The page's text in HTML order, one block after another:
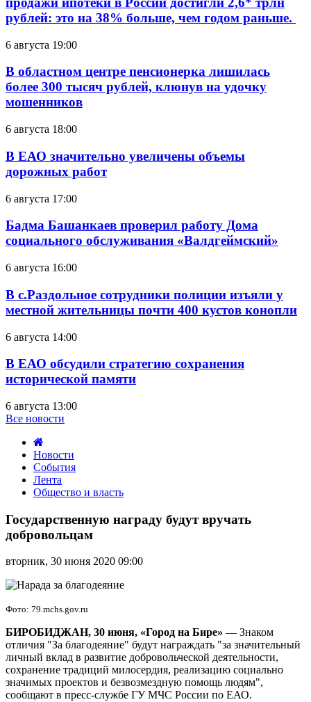
рублей: это на 38% больше, чем годом раньше.
6 августа 19:00
В областном центре пенсионерка лишилась
более 300 тысяч рублей, клюнув на удочку
мошенников
6 августа 18:00
В ЕАО значительно увеличены объемы
дорожных работ
6 августа 17:00
Бадма Башанкаев проверил работу Дома
социального обслуживания «Валдгеймский»
6 августа 16:00
В с.Раздольное сотрудники полиции изъяли у
местной жительницы почти 400 кустов конопли
6 августа 14:00
В ЕАО обсудили стратегию сохранения
исторической памяти
6 августа 13:00
Все новости
Новости
События
Лента
Общество и власть
награду
будут
вручать
Государственную награду будут вручать
добровольцам
вторник, 30 июня 2020 09:00
Фото: 79.mchs.gov.ru
БИРОБИДЖАН, 30 июня, «Город на Бире» — Знаком
отличия "За благодеяние" будут награждать "за значительный
личный вклад в развитие добровольческой деятельности,
сохранение традиций милосердия, реализацию социально
значимых проектов и безвозмездную помощь людям",
сообщают в пресс-службе ГУ МЧС России по ЕАО.